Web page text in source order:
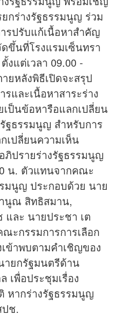
กร่างรัฐธรรมนูญ ร่วม
รปรับแก้เนื้อหาสำคัญ
ขึ้นที่โรงแรมเซ็นทรา
แต่เวลา 09.00 -
ยหลังพิธีเปิดจะสรุป
และเนื้อหาสาระร่าง
ป็นข้อหารือแลกเปลี่ยน
ฐธรรมนูญ สำหรับการ
เปลี่ยนความเห็น
ภิปรายร่างรัฐธรรมนูญ
น. ตัวแทนจากคณะ
มนูญ ประกอบด้วย นาย
นูณ สิทธิสมาน,
ละ นายประชา เต
ะกรรมการการเลือก
ข้าพบตามคำเชิญของ
ายกรัฐมนตรีด้าน
เพื่อประชุมเรื่อง
หากร่างรัฐธรรมนูญ
ช.